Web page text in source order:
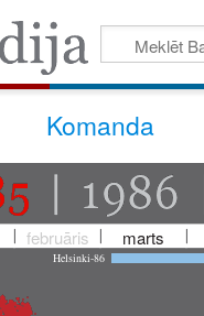
Komanda
februāris marts
Helsinki-86